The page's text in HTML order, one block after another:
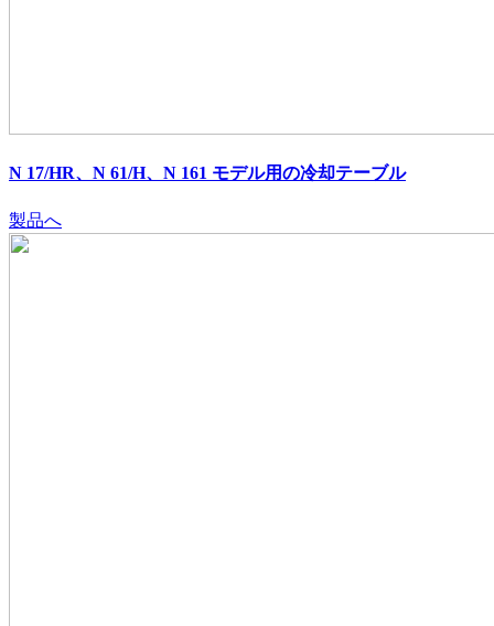
N 17/HR、N 61/H、N 161 モデル用の冷却テーブル
製品へ